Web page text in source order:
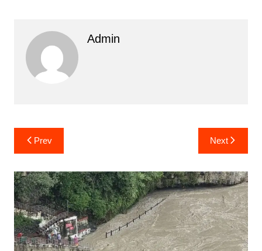
Admin
Post
navigation
Prev Next